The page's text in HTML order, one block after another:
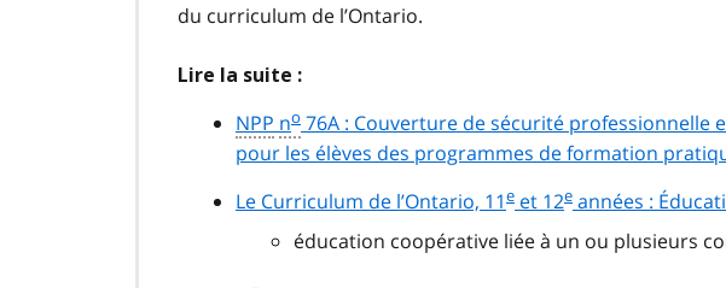
du curriculum de l’Ontario.
Lire la suite :
NPP no 76A : Couverture de sécurité professionnelle
pour les élèves des programmes de formation
Le Curriculum de l’Ontario, 11e et 12e années :
éducation coopérative liée à un ou plusieurs